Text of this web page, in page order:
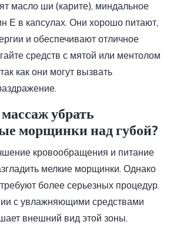
масло ши (карите), миндальное
Е в капсулах. Они хорошо питают,
и обеспечивают отличное
средств с мятой или ментолом
как они могут вызвать
убрать
морщинки над губой?
кровообращения и питание
мелкие морщинки. Однако
более серьезных процедур.
с увлажняющими средствами
внешний вид этой зоны.